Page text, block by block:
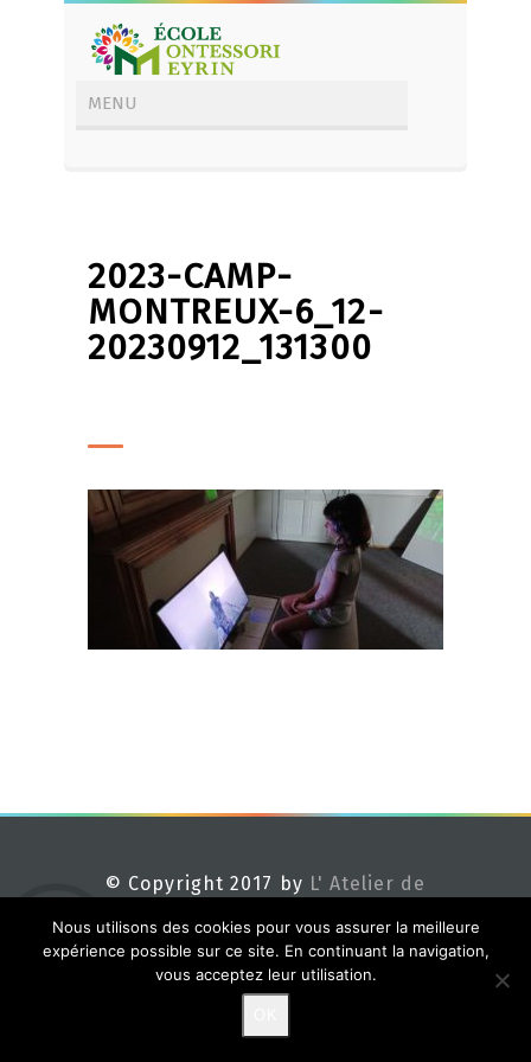
2023-CAMP-
MONTREUX-6_12-
20230912_131300
© Copyright 2017 by L' Atelier de
Nous utilisons des cookies pour vous assurer la meilleure
expérience possible sur ce site. En continuant la navigation,
vous acceptez leur utilisation.